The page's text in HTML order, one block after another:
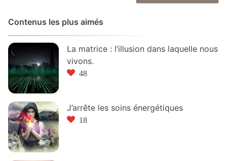
Contenus les plus aimés
La matrice : l’illusion dans laquelle nous
vivons.
48
J’arrête les soins énergétiques
18